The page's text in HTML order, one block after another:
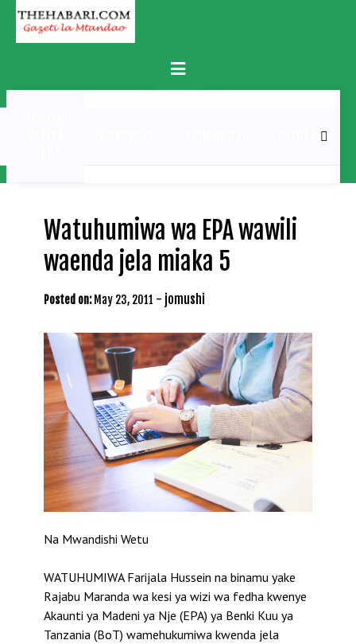
Skip
content
Primary
Menu
MICHEZO
Watuhumiwa wa EPA wawili
waenda jela miaka 5
Posted on: May 23, 2011 - jomushi
Na Mwandishi Wetu
WATUHUMIWA Farijala Hussein na binamu yake
Rajabu Maranda wa kesi ya wizi wa fedha kwenye
Akaunti ya Madeni ya Nje (EPA) ya Benki Kuu ya
Tanzania (BoT) wamehukumiwa kwenda jela